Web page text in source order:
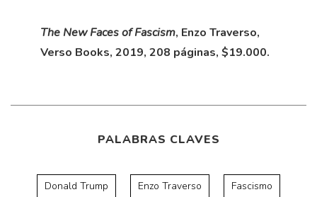
The New Faces of Fascism, Enzo Traverso,
Verso Books, 2019, 208 páginas, $19.000.
PALABRAS CLAVES
Donald Trump Enzo Traverso Fascismo